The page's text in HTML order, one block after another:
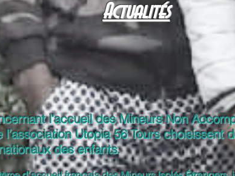
l’accueil des Mineurs Non
Utopia 56 Tours choisissent
des enfants.
Actualités